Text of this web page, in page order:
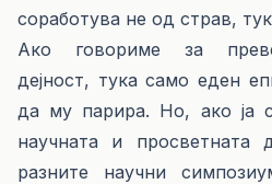
соработува не од страв,
Ако говориме за
дејност, тука само еден
да му парира. Но, ако ја
научната и просветната
разните научни